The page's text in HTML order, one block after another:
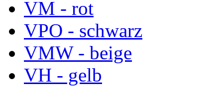
VM - rot
VPO - schwarz
VMW - beige
VH - gelb